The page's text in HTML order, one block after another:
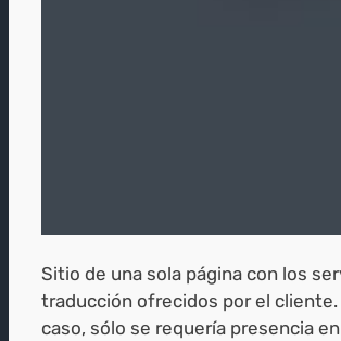
Sitio de una sola página con los
traducción ofrecidos por el cliente.
caso, sólo se requería presencia